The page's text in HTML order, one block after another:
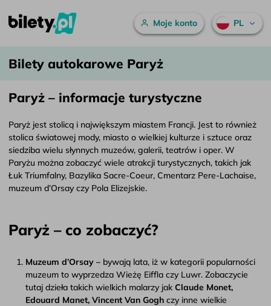
Przejdź do treści
Bilety autokarowe Paryż – bilety.pl
Menu główne
Moje konto PL
Bilety autokarowe Paryż
Paryż – informacje turystyczne
Paryż jest stolicą i największym miastem Francji. Jest to również
stolica światowej mody, miasto o wielkiej kulturze i sztuce oraz
siedziba wielu słynnych muzeów, galerii, teatrów i oper. W
Paryżu można zobaczyć wiele atrakcji turystycznych, takich jak
Łuk Triumfalny, Bazylika Sacre-Coeur, Cmentarz Pere-Lachaise,
muzeum d’Orsay czy Pola Elizejskie.
Paryż – co zobaczyć?
Muzeum d’Orsay – bywają lata, iż w kategorii popularności
muzeum to wyprzedza Wieżę Eiffla czy Luwr. Zobaczycie
tutaj dzieła takich wielkich malarzy jak Claude Monet,
Edouard Manet, Vincent Van Gogh czy inne wielkie